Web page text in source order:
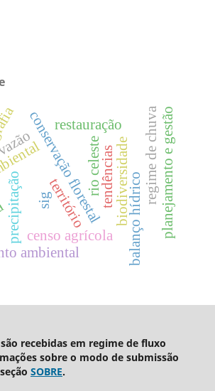
conservação florestal
censo agrícola
biodiversidade
rio celestetendências
precipitação balanço hídrico
ambiental
regime de chuva
território
restauração planejamento e gestão
sig
recebidas em regime de fluxo
sobre o modo de submissão
SOBRE.